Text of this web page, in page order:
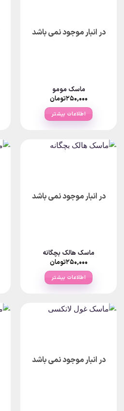
در انبار موجود نمی باشد
ماسک مومو
۲۵۰,۰۰۰تومان
اطلاعات بیشتر
در انبار موجود نمی باشد
ماسک هالک بچگانه
۲۵۰,۰۰۰تومان
اطلاعات بیشتر
در انبار موجود نمی باشد